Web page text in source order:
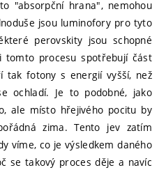
"absorpční hrana", nemohou
jsou luminofory pro tyto
perovskity jsou schopné
procesu spotřebují část
tak fotony s energií vyšší, než
ochladí. Je to podobné, jako
ale místo hřejivého pocitu by
zima. Tento jev zatím
víme, co je výsledkem daného
se takový proces děje a navíc